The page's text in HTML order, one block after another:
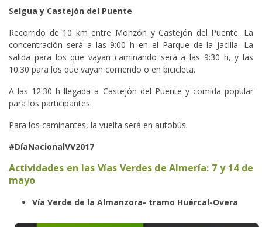
Selgua y Castejón del Puente
Recorrido de 10 km entre Monzón y Castejón del Puente. La
concentración será a las 9:00 h en el Parque de la Jacilla. La
salida para los que vayan caminando será a las 9:30 h, y las
10:30 para los que vayan corriendo o en bicicleta.
A las 12:30 h llegada a Castejón del Puente y comida popular
para los participantes.
Para los caminantes, la vuelta será en autobús.
#DíaNacionalVV2017
Actividades en las Vías Verdes de Almería: 7 y 14 de
mayo
Vía Verde de la Almanzora- tramo Huércal-Overa